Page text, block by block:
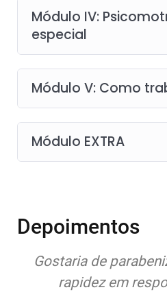
Módulo IV:
especial
Módulo V: Como
Módulo EXTRA
Depoimentos
Quero expor
atenção,